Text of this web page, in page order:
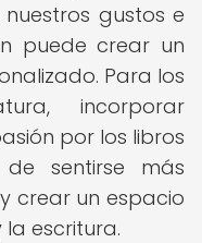
gustos e
puede crear un
Para los
incorporar
por los libros
sentirse más
crear un espacio
escritura.